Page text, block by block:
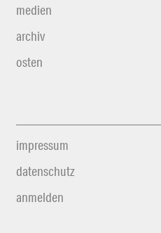
medien
archiv
osten
impressum
datenschutz
anmelden